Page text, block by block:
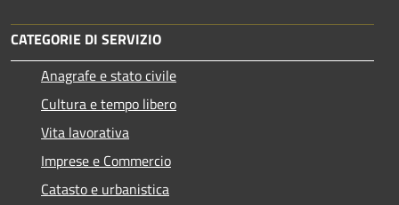
CATEGORIE DI SERVIZIO
Anagrafe e stato civile
Cultura e tempo libero
Vita lavorativa
Imprese e Commercio
Catasto e urbanistica